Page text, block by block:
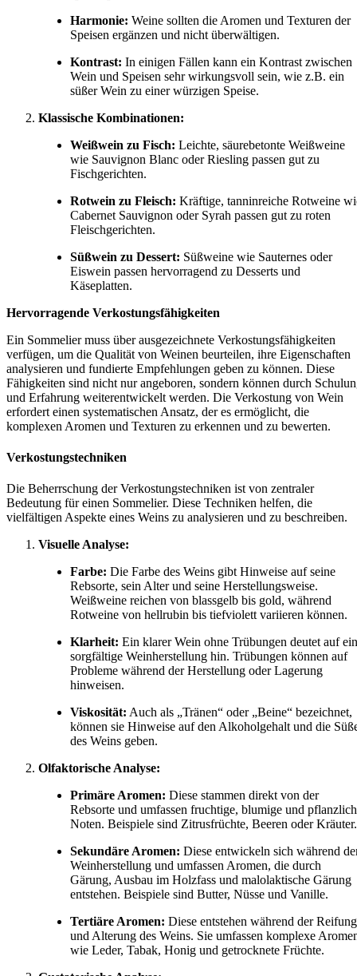
Harmonie: Weine sollten die Aromen und Texturen der
Speisen ergänzen und nicht überwältigen.
Kontrast: In einigen Fällen kann ein Kontrast zwischen
Wein und Speisen sehr wirkungsvoll sein, wie z.B. ein
süßer Wein zu einer würzigen Speise.
Klassische Kombinationen:
Weißwein zu Fisch: Leichte, säurebetonte Weißweine
wie Sauvignon Blanc oder Riesling passen gut zu
Fischgerichten.
Rotwein zu Fleisch: Kräftige, tanninreiche Rotweine
Cabernet Sauvignon oder Syrah passen gut zu roten
Fleischgerichten.
Süßwein zu Dessert: Süßweine wie Sauternes oder
Eiswein passen hervorragend zu Desserts und
Käseplatten.
Hervorragende Verkostungsfähigkeiten
Ein Sommelier muss über ausgezeichnete Verkostungsfähigkeiten
verfügen, um die Qualität von Weinen beurteilen, ihre Eigenschaften
analysieren und fundierte Empfehlungen geben zu können. Diese
Fähigkeiten sind nicht nur angeboren, sondern können durch
und Erfahrung weiterentwickelt werden. Die Verkostung von Wein
erfordert einen systematischen Ansatz, der es ermöglicht, die
komplexen Aromen und Texturen zu erkennen und zu bewerten.
Verkostungstechniken
Die Beherrschung der Verkostungstechniken ist von zentraler
Bedeutung für einen Sommelier. Diese Techniken helfen, die
vielfältigen Aspekte eines Weins zu analysieren und zu beschreiben.
Visuelle Analyse:
Farbe: Die Farbe des Weins gibt Hinweise auf seine
Rebsorte, sein Alter und seine Herstellungsweise.
Weißweine reichen von blassgelb bis gold, während
Rotweine von hellrubin bis tiefviolett variieren können.
Klarheit: Ein klarer Wein ohne Trübungen deutet auf
sorgfältige Weinherstellung hin. Trübungen können auf
Probleme während der Herstellung oder Lagerung
hinweisen.
Viskosität: Auch als „Tränen“ oder „Beine“ bezeichnet,
können sie Hinweise auf den Alkoholgehalt und die
des Weins geben.
Olfaktorische Analyse:
Primäre Aromen: Diese stammen direkt von der
Rebsorte und umfassen fruchtige, blumige und
Noten. Beispiele sind Zitrusfrüchte, Beeren oder Kräuter.
Sekundäre Aromen: Diese entwickeln sich während
Weinherstellung und umfassen Aromen, die durch
Gärung, Ausbau im Holzfass und malolaktische Gärung
entstehen. Beispiele sind Butter, Nüsse und Vanille.
Tertiäre Aromen: Diese entstehen während der Reifung
und Alterung des Weins. Sie umfassen komplexe
wie Leder, Tabak, Honig und getrocknete Früchte.